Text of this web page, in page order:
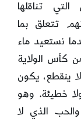
تناقلها
تتعلق بما
نستعيد ماء
كأس الولاية
لا ينقطع، يكون
خطيئة. وهو
الذي لا